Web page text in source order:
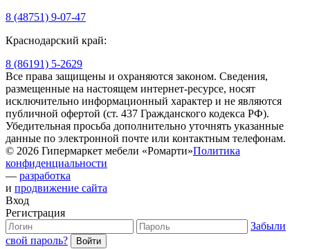
8 (48751) 9-07-47
Краснодарский край:
8 (86191) 5-2629
Все права защищены и охраняются законом. Сведения,
размещенные на настоящем интернет-ресурсе, носят
исключительно информационный характер и не являются
публичной офертой (ст. 437 Гражданского кодекса РФ).
Убедительная просьба дополнительно уточнять указанные
данные по электронной почте или контактным телефонам.
© 2026 Гипермаркет мебели «Ромарти»Политика
конфиденциальности
— разработка
и продвижение сайта
Вход
Регистрация
Забыли
свой пароль?